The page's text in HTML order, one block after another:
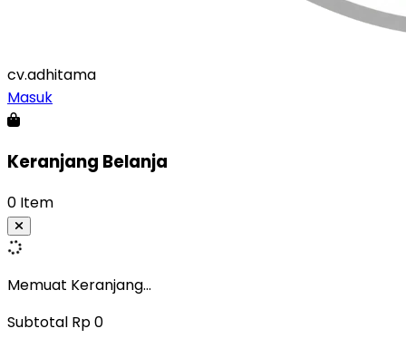
cv.adhitama
Masuk
Keranjang Belanja
0 Item
Memuat Keranjang...
Subtotal Rp 0